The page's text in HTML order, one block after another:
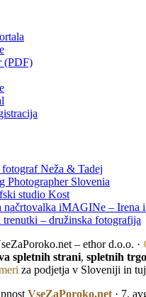
(PDF)
Neža & Tadej
Photographer Slovenia
studio Kost
načrtovalka iMAGINe – Irena
trenutki – družinska fotografija
– ethor d.o.o. ·
spletnih strani, spletnih
za podjetja v Sloveniji in
VseZaPoroko.net · 7.